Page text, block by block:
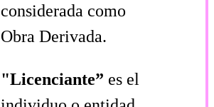
considerada como
Obra Derivada.
"Licenciante” es el